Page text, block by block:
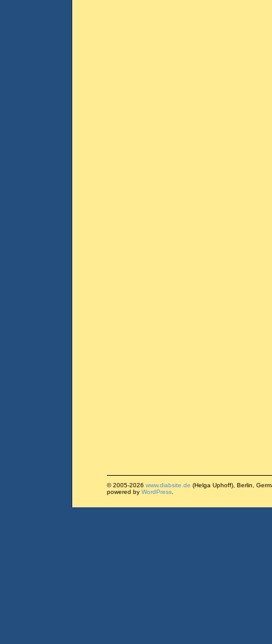
© 2005-2026 www.diabsite.de (Helga Uphoff), Berlin,
powered by WordPress.